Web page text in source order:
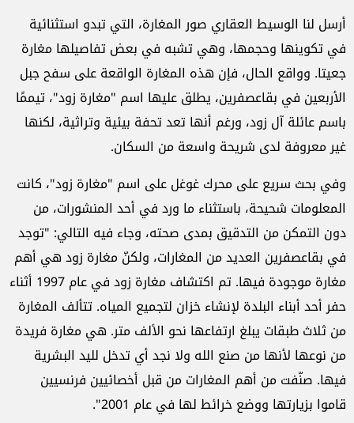
أرسل لنا الوسيط العقاري صور المغارة، التي تبدو استثنائية
في تكوينها وحجمها، وهي تشبه في بعض تفاصيلها مغارة
جعيتا. وواقع الحال، فإن هذه المغارة الواقعة على سفح جبل
الأربعين في بقاعصفرين، يطلق عليها اسم "مغارة زود"، تيممًا
باسم عائلة آل زود، ورغم أنها تعد تحفة بيئية وتراثية، لكنها
غير معروفة لدى شريحة واسعة من السكان.
وفي بحث سريع على محرك غوغل على اسم "مغارة زود"، كانت
المعلومات شحيحة، باستثناء ما ورد في أحد المنشورات، من
دون التمكن من التدقيق بمدى صحته، وجاء فيه التالي: "توجد
في بقاعصفرين العديد من المغارات، ولكنّ مغارة زود هي أهم
مغارة موجودة فيها. تم اكتشاف مغارة زود في عام 1997 أثناء
حفر أحد أبناء البلدة لإنشاء خزان لتجميع المياه. تتألف المغارة
من ثلاث طبقات يبلغ ارتفاعها نحو الألف متر. هي مغارة فريدة
من نوعها لأنها من صنع الله ولا نجد أي تدخل لليد البشرية
فيها. صنّفت من أهم المغارات من قبل أخصائيين فرنسيين
قاموا بزيارتها ووضع خرائط لها في عام 2001".